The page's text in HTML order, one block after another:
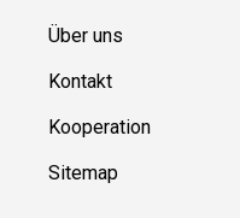
Über uns
Kontakt
Kooperation
Sitemap